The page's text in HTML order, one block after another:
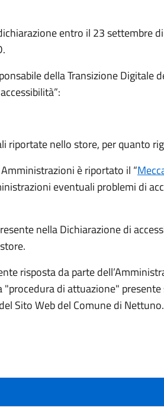
entro il 23 settembre
della Transizione Digitale
nello store, per quanto
è riportato il “
eventuali problemi di
nella Dichiarazione di
risposta da parte
di attuazione" presente
Sito Web del Comune di Nettuno.